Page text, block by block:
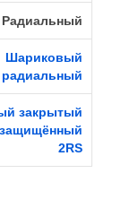
Радиальный
Шариковый
радиальный
закрытый
2RS